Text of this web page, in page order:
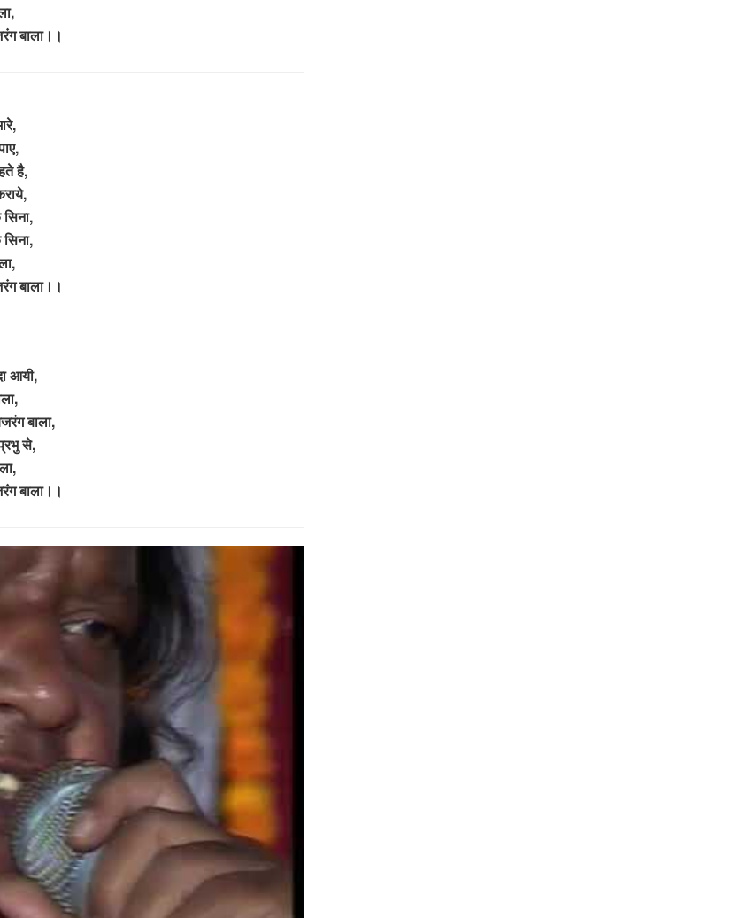
बाला।।
है,
बाला।।
आयी,
बाला,
से,
बाला।।